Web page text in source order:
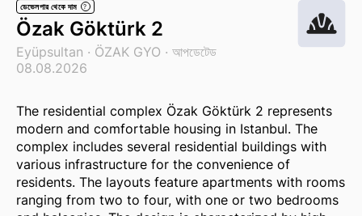
ডেভেলপার থেকে দাম ?
Özak Göktürk 2
Eyüpsultan · ÖZAK GYO · আপডেটেড
08.08.2026
The residential complex Özak Göktürk 2 represents
modern and comfortable housing in Istanbul. The
complex includes several residential buildings with
various infrastructure for the convenience of
residents. The layouts feature apartments with rooms
ranging from two to four, with one or two bedrooms